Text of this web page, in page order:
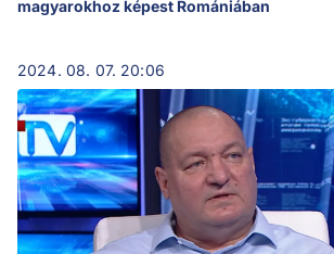
magyarokhoz képest Romániában
2024. 08. 07. 20:06